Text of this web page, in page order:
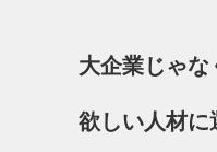
大企業じゃな
欲しい人材に